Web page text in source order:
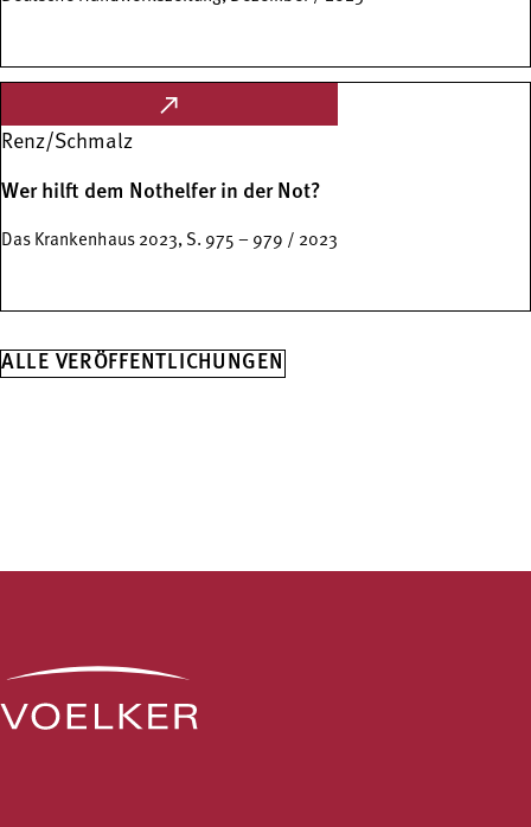
Renz/Schmalz
Wer hilft dem Nothelfer in der Not?
Das Krankenhaus 2023, S. 975 – 979 / 2023
ALLE VERÖFFENTLICHUNGEN